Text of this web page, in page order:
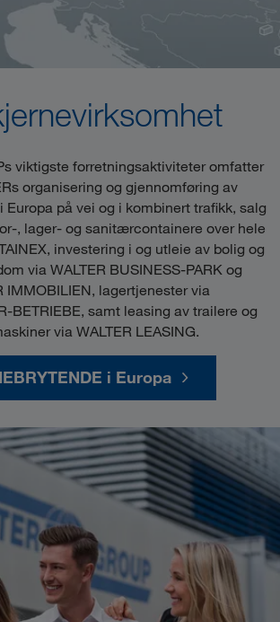
viktigste forretningsaktiviteter omfatter
organisering og gjennomføring av
på vei og i kombinert trafikk, salg
, lager- og sanitærcontainere over hele
investering i og utleie av bolig og
via WALTER BUSINESS-PARK og
IMMOBILIEN, lagertjenester via
BETRIEBE, samt leasing av trailere og
via WALTER LEASING.
i Europa